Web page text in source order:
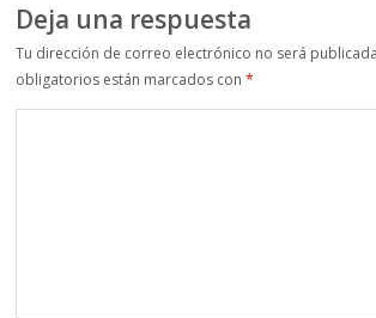
Deja una respuesta
Tu dirección de correo electrónico no será
obligatorios están marcados con*